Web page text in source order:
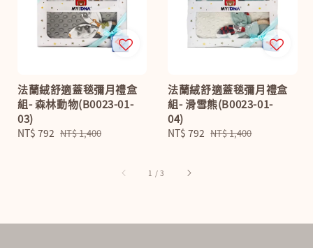
法蘭絨舒適蓋毯彌月禮盒
組- 森林動物(B0023-01-
03)
Sale
NT$ 792 Regular
NT$ 1,400
法蘭絨舒適蓋毯彌月禮盒
組- 滑雪熊(B0023-01-
04)
Sale
NT$ 792 Regular
NT$ 1,400
1 /3